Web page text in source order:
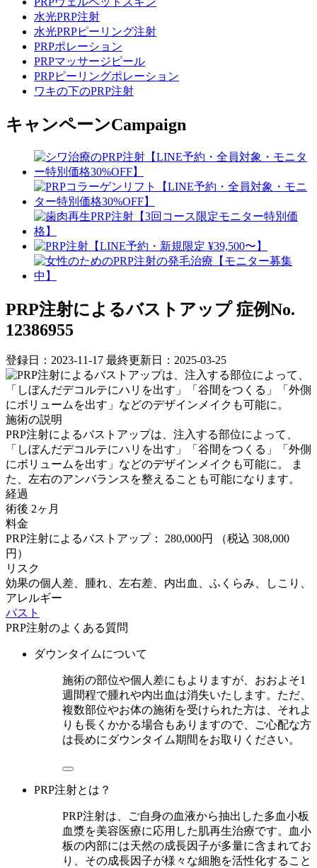
水光PRP注射
水光PRPピーリング注射
PRPポレーション
PRPマッサージピール
PRPピーリングポレーション
ワキの下のPRP注射
キャンペーンCampaign
PRP注射によるバストアップ 症例No.
12386955
登録日：2023-11-17 最終更新日：2025-03-25
施術の説明
PRP注射によるバストアップは、注入する部位によって、
「しぼんだデコルテにハリを出す」「谷間をつくる」「外側
にボリュームを出す」などのデザインメイクも可能に。 ま
た、左右のアンバランスを整えることも可能になります。
経過
術後 2ヶ月
料金
PRP注射によるバストアップ： 280,000円
（税込 308,000
円）
リスク
効果の個人差、腫れ、左右差、内出血、ふくらみ、しこり、
アレルギー
バスト
PRP注射のよくある質問
ダウンタイムについて
施術の部位や個人差にもよりますが、おおよそ1
週間程で腫れや内出血は消失いたします。ただ、
複数部位やお体の施術を受けられた方は、それよ
りも長くかかる場合もありますので、ご心配な方
は長めにダウンタイム期間をお取りください。
PRP注射とは？
PRP注射は、ご自身の血液から抽出した多血小板
血漿を美容医療に応用した肌再生治療です。血小
板の内部には天然の成長因子が多量に含まれてお
り、その成長因子が様々な細胞を活性化すること